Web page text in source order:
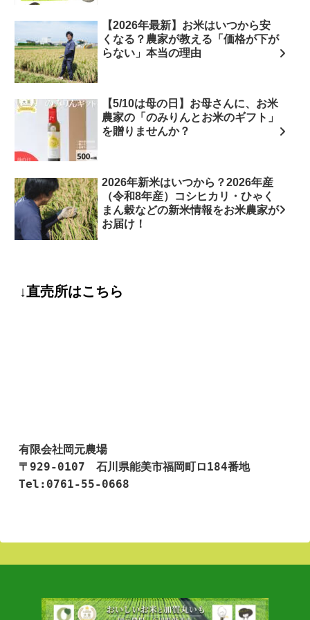
【2026年最新】お米はいつから安
くなる？農家が教える「価格が下が
らない」本当の理由
【5/10は母の日】お母さんに、お米
農家の「のみりんとお米のギフト」
を贈りませんか？
2026年新米はいつから？2026年産
（令和8年産）コシヒカリ・ひゃく
まん穀などの新米情報をお米農家が
お届け！
↓直売所はこちら
有限会社岡元農場
〒929-0107　石川県能美市福岡町ロ184番地
Tel:0761-55-0668